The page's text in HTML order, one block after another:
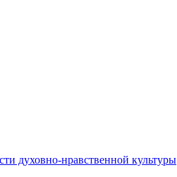
духовно-нравственной культуры